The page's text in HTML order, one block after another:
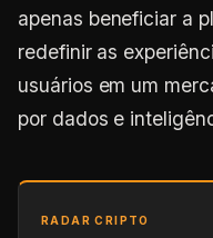
apenas beneficiar a
redefinir as
usuários em um
por dados e
RADAR CRIPTO